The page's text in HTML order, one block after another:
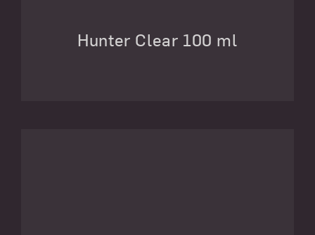
Hunter Clear 100 ml